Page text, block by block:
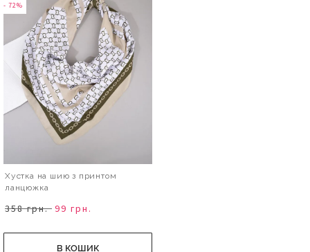
- 72%
Хустка на шию з принтом
ланцюжка
358 грн. 99 грн.
В КОШИК